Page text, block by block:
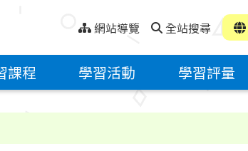
網站導覽 全站搜尋
課程 學習活動 學習評量